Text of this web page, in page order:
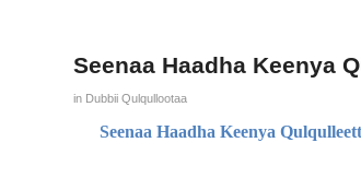
Seenaa Haadha Keenya
in Dubbii Qulqullootaa
Seenaa Haadha Keenya